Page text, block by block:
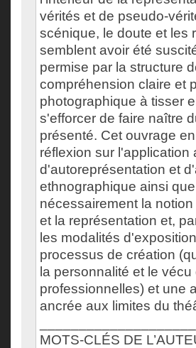
vérités et de pseudo-
scénique, le doute et les
semblent avoir été
permise par la structure
compréhension claire et
photographique à tisser
s'efforcer de faire naître
présenté. Cet ouvrage
réflexion sur
d'autoreprésentation et
ethnographique ainsi
nécessairement la
et la représentation et,
les modalités
processus de création
la personnalité et le
professionnelles) et une
ancrée aux limites du
MOTS-CLÉS DE